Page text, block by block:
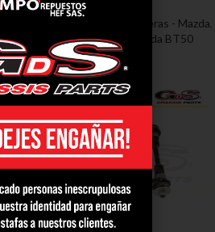
Tensores y Tijeras - Mazda
Tensores y tijeras mazda BT50
SKU:07-1410